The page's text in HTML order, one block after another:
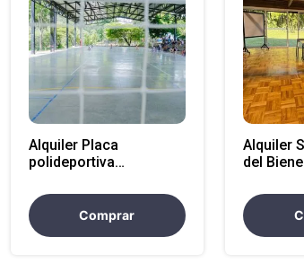
Alquiler Placa
polideportiva
Comprar
Alquiler
del